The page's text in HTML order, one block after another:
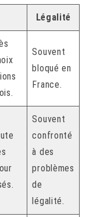
Légalité
Souvent
bloqué en
France.
Souvent
confronté
à des
problèmes
de
légalité.